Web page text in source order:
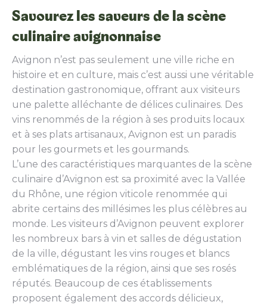
Savourez les saveurs de la scène
culinaire avignonnaise
Avignon n’est pas seulement une ville riche en
histoire et en culture, mais c’est aussi une véritable
destination gastronomique, offrant aux visiteurs
une palette alléchante de délices culinaires. Des
vins renommés de la région à ses produits locaux
et à ses plats artisanaux, Avignon est un paradis
pour les gourmets et les gourmands.
L’une des caractéristiques marquantes de la scène
culinaire d’Avignon est sa proximité avec la Vallée
du Rhône, une région viticole renommée qui
abrite certains des millésimes les plus célèbres au
monde. Les visiteurs d’Avignon peuvent explorer
les nombreux bars à vin et salles de dégustation
de la ville, dégustant les vins rouges et blancs
emblématiques de la région, ainsi que ses rosés
réputés. Beaucoup de ces établissements
proposent également des accords délicieux,